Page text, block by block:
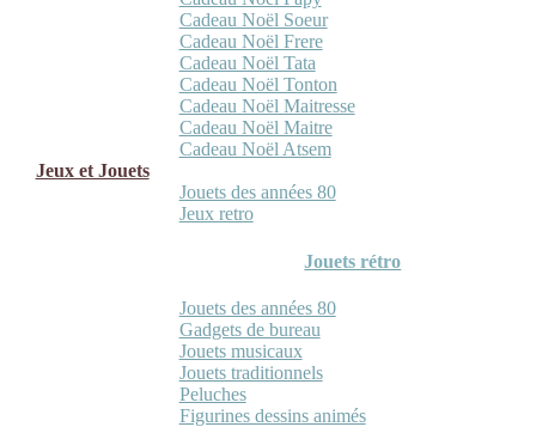
Cadeau Noël Soeur
Cadeau Noël Frere
Cadeau Noël Tata
Cadeau Noël Tonton
Cadeau Noël Maitresse
Cadeau Noël Maitre
Cadeau Noël Atsem
Jeux et Jouets
Jouets des années 80
Jeux retro
Jouets rétro
Jouets des années 80
Gadgets de bureau
Jouets musicaux
Jouets traditionnels
Peluches
Figurines dessins animés